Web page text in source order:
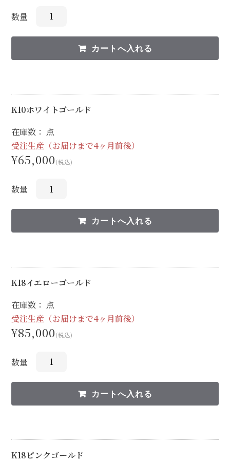
数量
K10ホワイトゴールド
在庫数： 点
受注生産（お届けまで4ヶ月前後）
¥65,000(税込)
数量
K18イエローゴールド
在庫数： 点
受注生産（お届けまで4ヶ月前後）
¥85,000(税込)
数量
K18ピンクゴールド